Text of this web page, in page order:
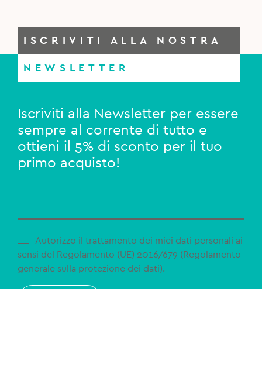
ISCRIVITI ALLA NOSTRA
NEWSLETTER
Iscriviti alla Newsletter per essere
sempre al corrente di tutto e
ottieni il 5% di sconto per il tuo
primo acquisto!
Autorizzo il trattamento dei miei dati personali ai
sensi del Regolamento (UE) 2016/679 (Regolamento
generale sulla protezione dei dati).